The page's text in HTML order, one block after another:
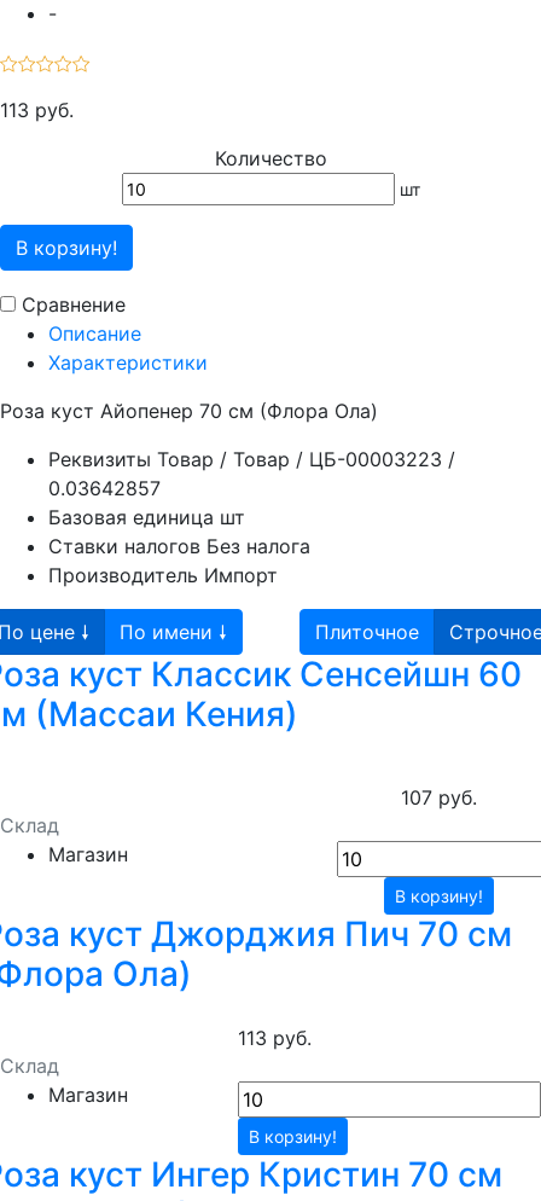
-
113 руб.
Количество
шт
В корзину!
Сравнение
Описание
Характеристики
Роза куст Айопенер 70 см (Флора Ола)
Реквизиты Товар / Товар / ЦБ-00003223 /
0.03642857
Базовая единица шт
Ставки налогов Без налога
Производитель Импорт
цене 🠗 По имени 🠗 Плиточное
куст Классик Сенсейшн 60
(Массаи Кения)
Склад
Магазин
107 руб.
В корзину!
куст Джорджия Пич 70 см
Ола)
Склад
Магазин
113 руб.
В корзину!
куст Ингер Кристин 70 см